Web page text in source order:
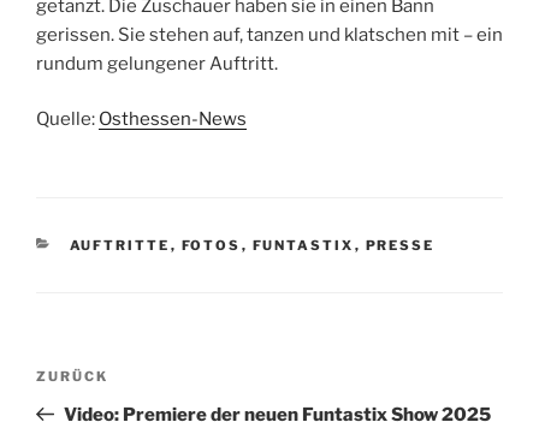
getanzt. Die Zuschauer haben sie in einen Bann
gerissen. Sie stehen auf, tanzen und klatschen mit – ein
rundum gelungener Auftritt.
Quelle: Osthessen-News
KATEGORIEN
AUFTRITTE , FOTOS , FUNTASTIX , PRESSE
Beitragsnavigation
Vorheriger
Beitrag
ZURÜCK
Video: Premiere der neuen Funtastix Show 2025